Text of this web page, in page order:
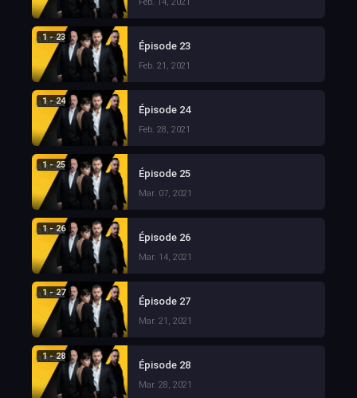
1 - 23
Épisode 23
Feb. 21, 2021
1 - 24
Épisode 24
Feb. 28, 2021
1 - 25
Épisode 25
Mar. 07, 2021
1 - 26
Épisode 26
Mar. 14, 2021
1 - 27
Épisode 27
Mar. 21, 2021
1 - 28
Épisode 28
Mar. 28, 2021